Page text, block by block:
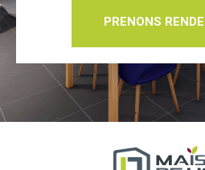
PRENONS